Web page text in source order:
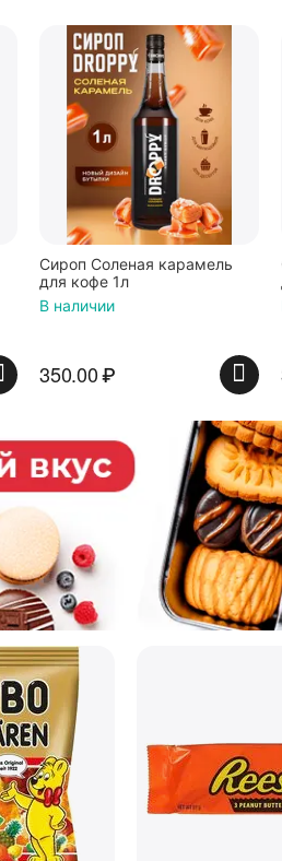
Сироп Соленая карамель
для кофе 1л
В наличии
350.00₽